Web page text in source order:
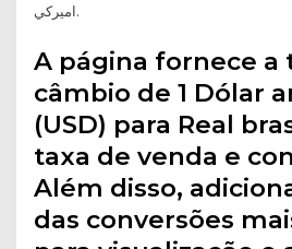
اميركي.
A página fornece a
câmbio de 1 Dólar
(USD) para Real
taxa de venda e
Além disso,
das conversões